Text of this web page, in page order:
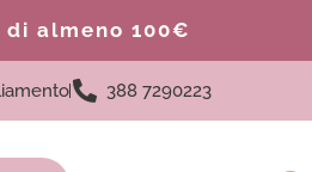
almeno 100€
388 7290223